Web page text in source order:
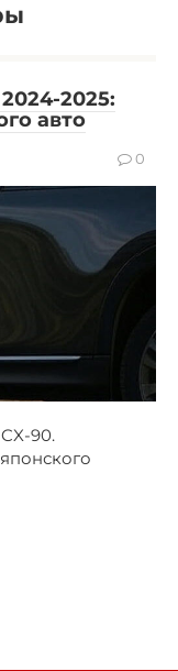
2025:
авто
0
90.